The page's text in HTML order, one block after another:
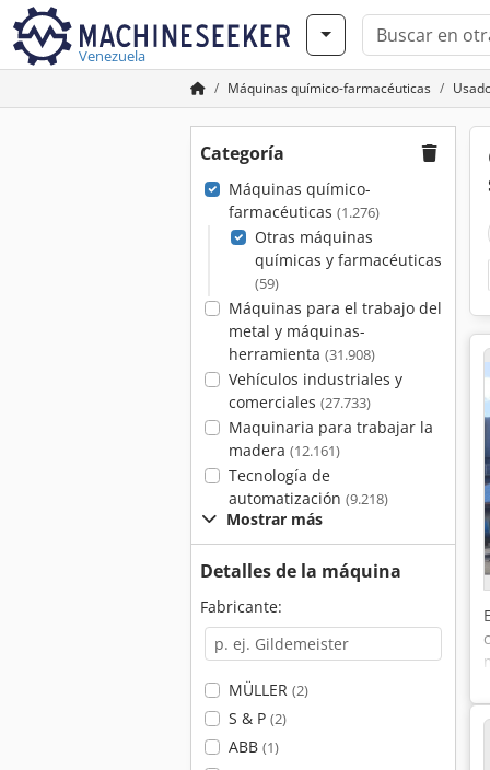
Venezuela
Máquinas químico-farmacéuticas
Categoría
Máquinas químico-
farmacéuticas (1.276)
Otras máquinas
químicas y farmacéuticas
(59)
Máquinas para el trabajo del
metal y máquinas-
herramienta (31.908)
Vehículos industriales y
comerciales (27.733)
Maquinaria para trabajar la
madera (12.161)
Tecnología de
automatización (9.218)
Mostrar más
Detalles de la máquina
Fabricante:
MÜLLER (2)
S & P (2)
ABB (1)